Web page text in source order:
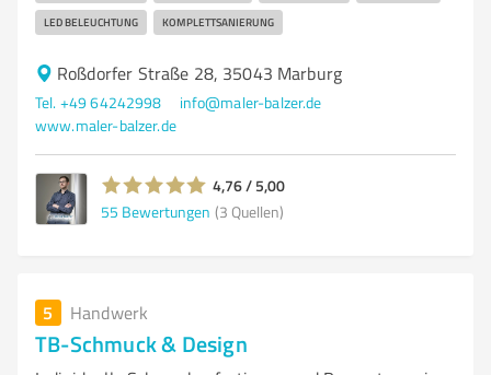
LED BELEUCHTUNG KOMPLETTSANIERUNG
Roßdorfer Straße 28, 35043 Marburg
Tel. +49 64242998
info@maler-balzer.de
www.maler-balzer.de
4,76 / 5,00
55 Bewertungen (3 Quellen)
5 Handwerk
TB-Schmuck & Design